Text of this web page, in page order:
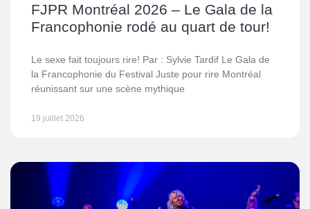
FJPR Montréal 2026 – Le Gala de la
Francophonie rodé au quart de tour!
Le sexe fait toujours rire! Par : Sylvie Tardif Le Gala de
la Francophonie du Festival Juste pour rire Montréal
réunissant sur une scène mythique
19 juillet 2026